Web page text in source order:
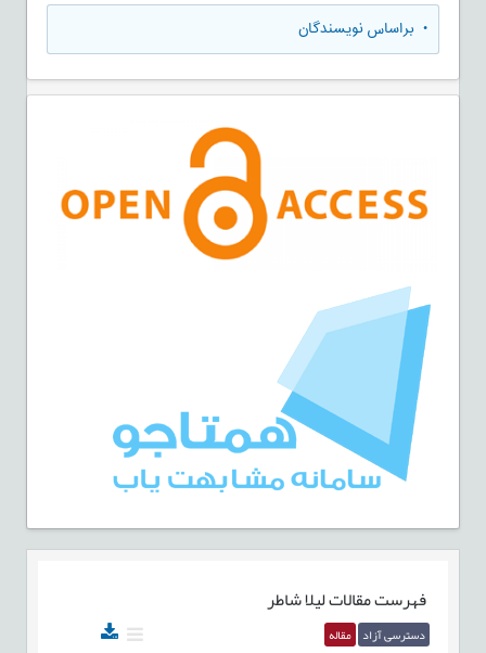
• براساس نویسندگان
فهرست مقالاتلیلا شاطر
دسترسی آزاد مقاله